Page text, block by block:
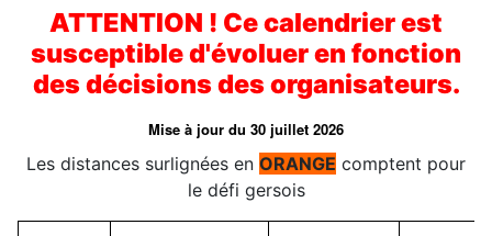
ATTENTION ! Ce calendrier est
susceptible d'évoluer en fonction
des décisions des organisateurs.
Mise à jour du 30 juillet 2026
Les distances surlignées en ORANGE comptent pour
le défi gersois